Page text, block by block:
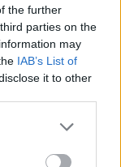
the further
parties on the
may
IAB’s List of
it to other
more Google
may click to